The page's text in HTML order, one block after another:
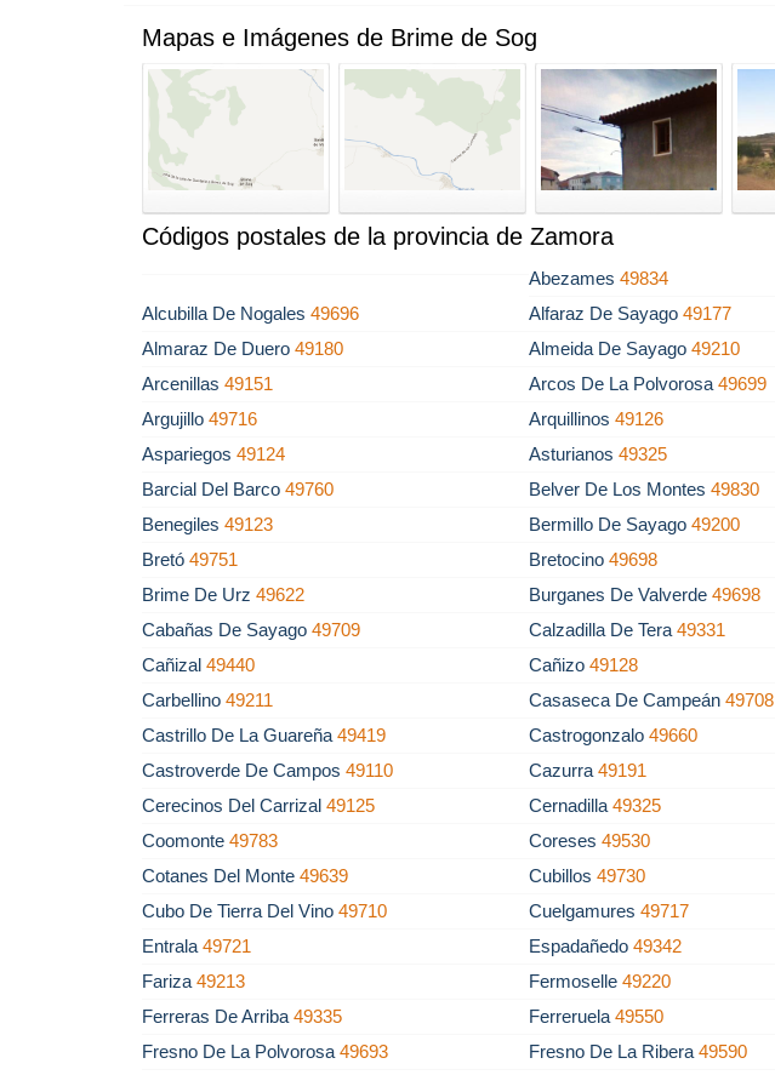
Mapas e Imágenes de Brime de Sog
Códigos postales de la provincia de Zamora
Abezames49834
Alcubilla De Nogales 49696 Alfaraz De Sayago49177
Almaraz De Duero 49180 Almeida De Sayago49210
Arcenillas 49151 Arcos De La Polvorosa49699
Argujillo 49716 Arquillinos49126
Aspariegos 49124 Asturianos49325
Barcial Del Barco 49760 Belver De Los Montes49830
Benegiles 49123 Bermillo De Sayago49200
Bretó 49751 Bretocino49698
Brime De Urz 49622 Burganes De Valverde49698
Cabañas De Sayago 49709 Calzadilla De Tera49331
Cañizal 49440 Cañizo49128
Carbellino 49211 Casaseca De Campeán49708
Castrillo De La Guareña 49419 Castrogonzalo49660
Castroverde De Campos 49110 Cazurra49191
Cerecinos Del Carrizal 49125 Cernadilla49325
Coomonte 49783 Coreses49530
Cotanes Del Monte 49639 Cubillos49730
Cubo De Tierra Del Vino 49710 Cuelgamures49717
Entrala 49721 Espadañedo49342
Fariza 49213 Fermoselle49220
Ferreras De Arriba 49335 Ferreruela49550
Fresno De La Polvorosa 49693 Fresno De La Ribera49590